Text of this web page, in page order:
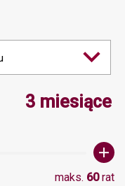
wartość 3,
3 miesiące
maks. 60rat